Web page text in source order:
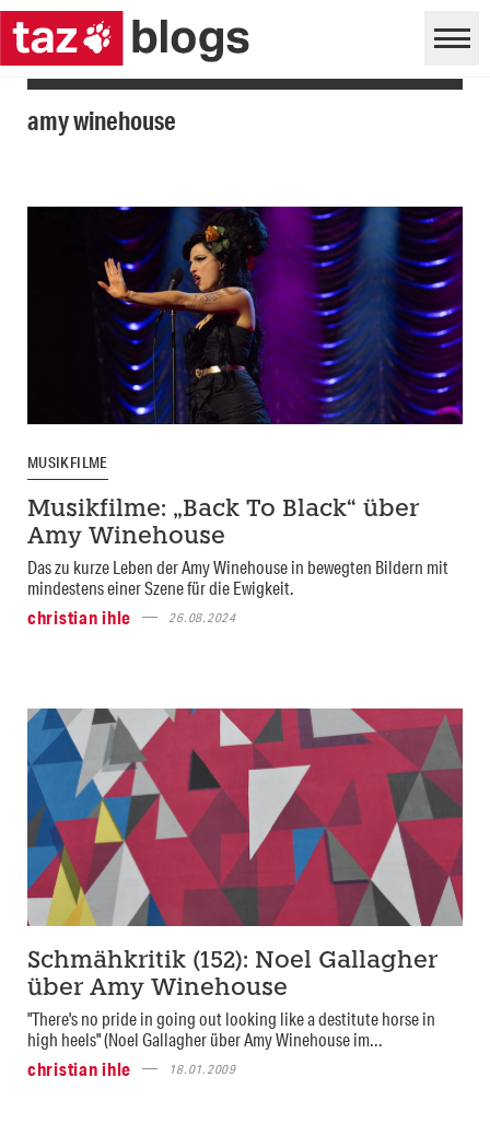
amy winehouse
MUSIKFILME
Musikfilme: „Back To Black“ über
Amy Winehouse
Das zu kurze Leben der Amy Winehouse in bewegten Bildern mit
mindestens einer Szene für die Ewigkeit.
christian ihle
26.08.2024
Schmähkritik (152): Noel Gallagher
über Amy Winehouse
"There's no pride in going out looking like a destitute horse in
high heels" (Noel Gallagher über Amy Winehouse im...
christian ihle
18.01.2009